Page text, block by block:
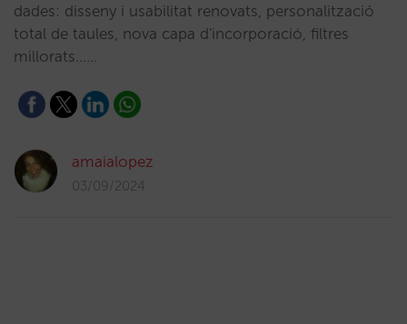
dades: disseny i usabilitat renovats, personalització
total de taules, nova capa d'incorporació, filtres
millorats……
amaialopez
03/09/2024